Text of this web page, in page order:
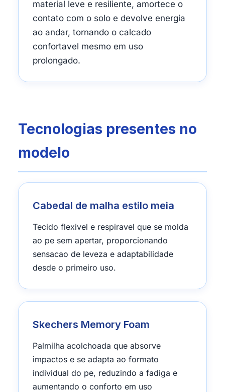
material leve e resiliente, amortece o
contato com o solo e devolve energia
ao andar, tornando o calcado
confortavel mesmo em uso
prolongado.
Tecnologias presentes no
modelo
Cabedal de malha estilo meia
Tecido flexivel e respiravel que se molda
ao pe sem apertar, proporcionando
sensacao de leveza e adaptabilidade
desde o primeiro uso.
Skechers Memory Foam
Palmilha acolchoada que absorve
impactos e se adapta ao formato
individual do pe, reduzindo a fadiga e
aumentando o conforto em uso